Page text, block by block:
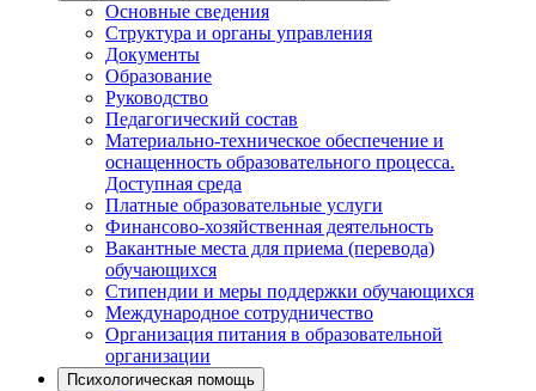
Основные сведения
Структура и органы управления
Документы
Образование
Руководство
Педагогический состав
Материально-техническое обеспечение и
оснащенность образовательного процесса.
Доступная среда
Платные образовательные услуги
Финансово-хозяйственная деятельность
Вакантные места для приема (перевода)
обучающихся
Стипендии и меры поддержки обучающихся
Международное сотрудничество
Организация питания в образовательной
организации
Психологическая помощь